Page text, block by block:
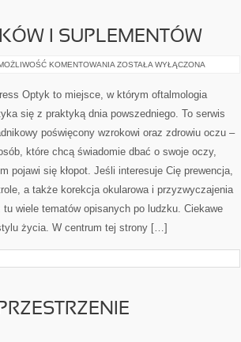
I SUPLEMENTÓW
KOMENTOWANIA BEZPIECZEŃSTWO
SUPLEMENTÓW
ZOSTAŁA WYŁĄCZONA
Optyk to miejsce, w którym oftalmologia
się z praktyką dnia powszedniego. To serwis
poświęcony wzrokowi oraz zdrowiu oczu –
które chcą świadomie dbać o swoje oczy,
pojawi się kłopot. Jeśli interesuje Cię prewencja,
a także korekcja okularowa i przyzwyczajenia
wiele tematów opisanych po ludzku. Ciekawe
życia. W centrum tej strony […]